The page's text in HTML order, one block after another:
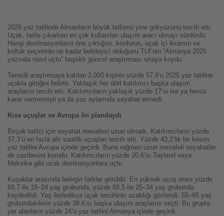
2025 yaz tatilinde Almanların büyük bölümü yine gökyüzünü tercih etti.
Uçak, tatile çıkarken en çok kullanılan ulaşım aracı olmayı sürdürdü.
Hangi destinasyonların öne çıktığını, konforun, uçak içi ikramın ve
koltuk seçiminin ne kadar belirleyici olduğunu TUI’nin “Almanya 2025
yazında nasıl uçtu” başlıklı güncel araştırması ortaya koydu.
Temsili araştırmaya katılan 2.000 kişinin yüzde 57,9’u 2025 yaz tatiline
uçakla gittiğini belirtti. Yaklaşık her dört katılımcı başka ulaşım
araçlarını tercih etti. Katılımcıların yaklaşık yüzde 17’si ise ya henüz
karar vermemişti ya da yaz aylarında seyahat etmedi.
Kısa uçuşlar ve Avrupa ön plandaydı
Birçok tatilci için seyahat mesafesi uzun olmadı. Katılımcıların yüzde
37,3’ü en fazla altı saatlik uçuşları tercih etti. Yüzde 43,2’lik bir kesim
yaz tatilini Avrupa içinde geçirdi. Buna rağmen uzun mesafeli seyahatler
de cazibesini korudu. Katılımcıların yüzde 20,6’sı Tayland veya
Meksika gibi uzak destinasyonlara uçtu.
Kuşaklar arasında belirgin farklar görüldü. En yüksek uçuş oranı yüzde
68,7 ile 18–24 yaş grubunda, yüzde 68,5 ile 25–34 yaş grubunda
kaydedildi. Yaş ilerledikçe uçak tercihinin azaldığı gözlendi. 55–65 yaş
grubundakilerin yüzde 38,6’sı başka ulaşım araçlarını seçti. Bu grupta
yer alanların yüzde 24’ü yaz tatilini Almanya içinde geçirdi.